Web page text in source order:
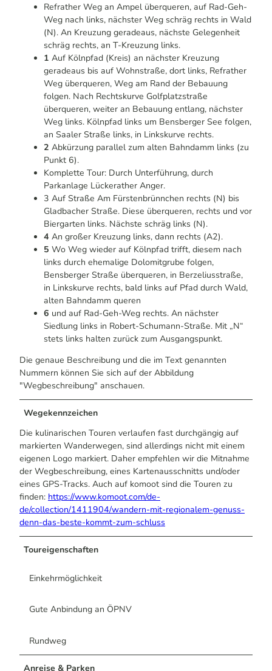
Refrather Weg an Ampel überqueren, auf Rad-Geh-
Weg nach links, nächster Weg schräg rechts in Wald
(N). An Kreuzung geradeaus, nächste Gelegenheit
schräg rechts, an T-Kreuzung links.
1 Auf Kölnpfad (Kreis) an nächster Kreuzung
geradeaus bis auf Wohnstraße, dort links, Refrather
Weg überqueren, Weg am Rand der Bebauung
folgen. Nach Rechtskurve Golfplatzstraße
überqueren, weiter an Bebauung entlang, nächster
Weg links. Kölnpfad links um Bensberger See folgen,
an Saaler Straße links, in Linkskurve rechts.
2 Abkürzung parallel zum alten Bahndamm links (zu
Punkt 6).
Komplette Tour: Durch Unterführung, durch
Parkanlage Lückerather Anger.
3 Auf Straße Am Fürstenbrünnchen rechts (N) bis
Gladbacher Straße. Diese überqueren, rechts und vor
Biergarten links. Nächste schräg links (N).
4 An großer Kreuzung links, dann rechts (A2).
5 Wo Weg wieder auf Kölnpfad trifft, diesem nach
links durch ehemalige Dolomitgrube folgen,
Bensberger Straße überqueren, in Berzeliusstraße,
in Linkskurve rechts, bald links auf Pfad durch Wald,
alten Bahndamm queren
6 und auf Rad-Geh-Weg rechts. An nächster
Siedlung links in Robert-Schumann-Straße. Mit „N“
stets links halten zurück zum Ausgangspunkt.
Die genaue Beschreibung und die im Text genannten
Nummern können Sie sich auf der Abbildung
"Wegbeschreibung" anschauen.
Wegekennzeichen
Die kulinarischen Touren verlaufen fast durchgängig auf
markierten Wanderwegen, sind allerdings nicht mit einem
eigenen Logo markiert. Daher empfehlen wir die Mitnahme
der Wegbeschreibung, eines Kartenausschnitts und/oder
eines GPS-Tracks. Auch auf komoot sind die Touren zu
finden: https://www.komoot.com/de-
de/collection/1411904/wandern-mit-regionalem-genuss-
denn-das-beste-kommt-zum-schluss
Toureigenschaften
Einkehrmöglichkeit
Gute Anbindung an ÖPNV
Rundweg
Anreise & Parken